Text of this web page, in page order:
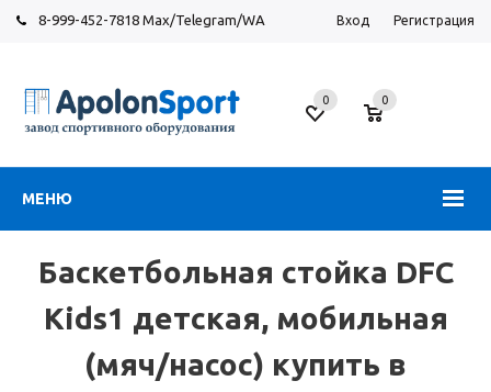
8-999-452-7818 Max/Telegram/WA Вход Регистрация
МЕНЮ
Новосибирск
ул.
0
0
Баскетбольная стойка DFC
Kids1 детская, мобильная
(мяч/насос) купить в